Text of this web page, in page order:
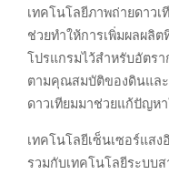
เทคโนโลยีภาพถ่ายดาว
ช่วยทำให้การเพิ่มผลผลิ
โปรแกรมไว้สำหรับอัตร
ตามคุณสมบัติของดินแล
ดาวเทียมมาช่วยแก้ปัญห
เทคโนโลยีเซ็นเซอร์แส
รวมกับเทคโนโลยีระบบ